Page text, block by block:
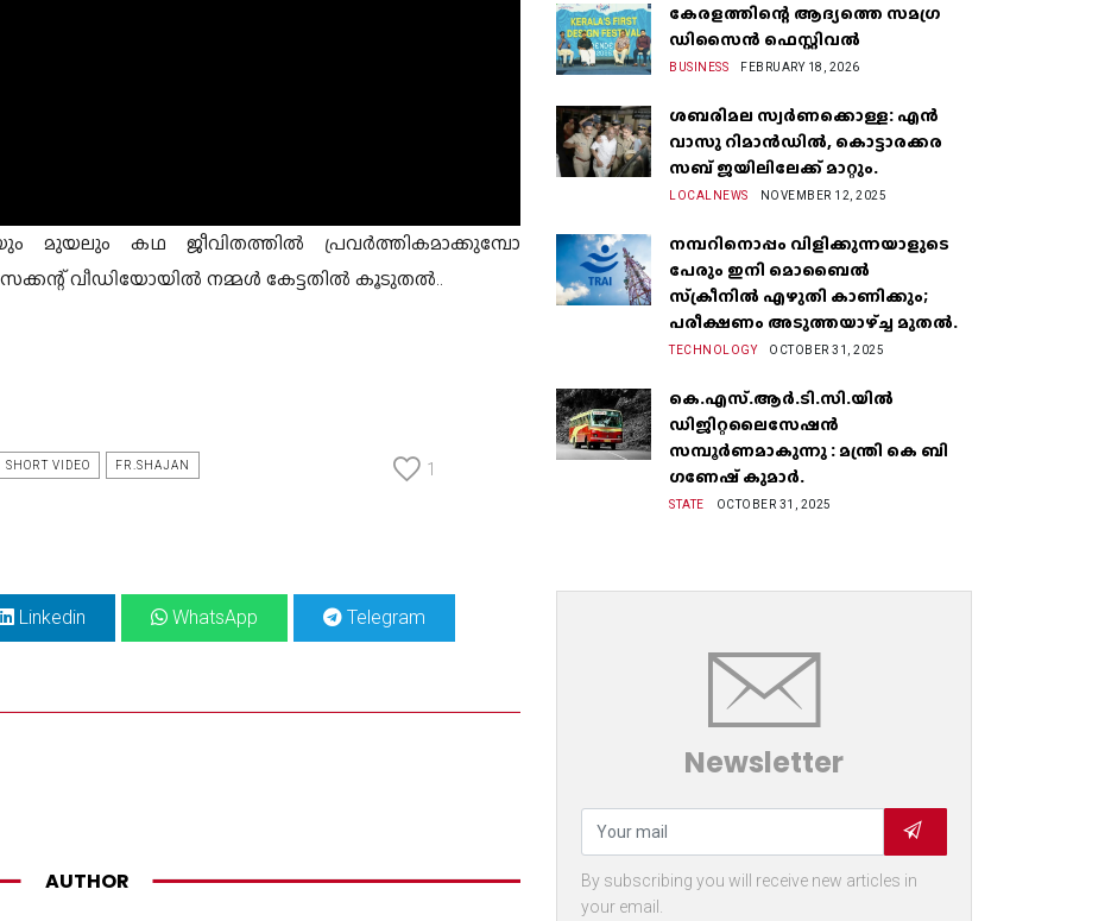
മുയലും കഥ ജീവിതത്തിൽ പ്രവർത്തികമാക്കുമ്പോ
വീഡിയോയിൽ നമ്മൾ കേട്ടതിൽ കൂടുതൽ..
SHORT VIDEO FR.SHAJAN 1
Linkedin WhatsApp Telegram
AUTHOR
കേരളത്തിന്റെ ആദ്യത്തെ സമഗ്ര
ഡിസൈൻ ഫെസ്റ്റിവൽ
BUSINESS FEBRUARY 18, 2026
ശബരിമല സ്വർണക്കൊള്ള: എൻ
വാസു റിമാൻഡിൽ, കൊട്ടാരക്കര
സബ് ജയിലിലേക്ക് മാറ്റും.
LOCALNEWS NOVEMBER 12, 2025
നമ്പറിനൊപ്പം വിളിക്കുന്നയാളുടെ
പേരും ഇനി മൊബൈൽ
സ്‌ക്രീനില്‍ എഴുതി കാണിക്കും;
പരീക്ഷണം അടുത്തയാഴ്‌ച്ച മുതല്‍.
TECHNOLOGY OCTOBER 31, 2025
കെ.എസ്.ആർ.ടി.സി.യിൽ
ഡിജിറ്റലൈസേഷൻ
സമ്പൂർണമാകുന്നു : മന്ത്രി കെ ബി
ഗണേഷ് കുമാർ.
STATE OCTOBER 31, 2025
Newsletter
By subscribing you will receive new articles in
your email.